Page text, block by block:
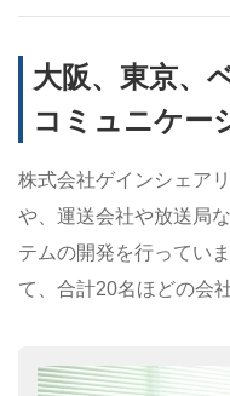
大阪、東京、
コミュニケー
株式会社ゲインシェア
や、運送会社や放送局
テムの開発を行ってい
て、合計20名ほどの会